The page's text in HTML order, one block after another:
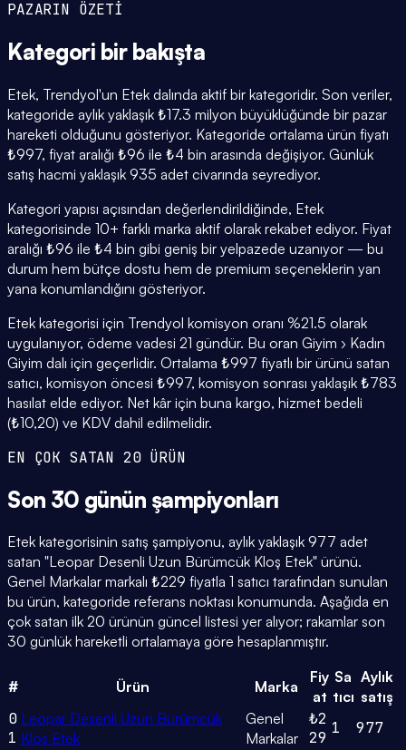
PAZARIN ÖZETİ
Kategori bir bakışta
Etek, Trendyol'un Etek dalında aktif bir kategoridir. Son veriler,
kategoride aylık yaklaşık ₺17.3 milyon büyüklüğünde bir pazar
hareketi olduğunu gösteriyor. Kategoride ortalama ürün fiyatı
₺997, fiyat aralığı ₺96 ile ₺4 bin arasında değişiyor. Günlük
satış hacmi yaklaşık 935 adet civarında seyrediyor.
Kategori yapısı açısından değerlendirildiğinde, Etek
kategorisinde 10+ farklı marka aktif olarak rekabet ediyor. Fiyat
aralığı ₺96 ile ₺4 bin gibi geniş bir yelpazede uzanıyor — bu
durum hem bütçe dostu hem de premium seçeneklerin yan
yana konumlandığını gösteriyor.
Etek kategorisi için Trendyol komisyon oranı %21.5 olarak
uygulanıyor, ödeme vadesi 21 gündür. Bu oran Giyim › Kadın
Giyim dalı için geçerlidir. Ortalama ₺997 fiyatlı bir ürünü satan
satıcı, komisyon öncesi ₺997, komisyon sonrası yaklaşık ₺783
hasılat elde ediyor. Net kâr için buna kargo, hizmet bedeli
(₺10,20) ve KDV dahil edilmelidir.
EN ÇOK SATAN 20 ÜRÜN
Son 30 günün şampiyonları
Etek kategorisinin satış şampiyonu, aylık yaklaşık 977 adet
satan "Leopar Desenli Uzun Bürümcük Kloş Etek" ürünü.
Genel Markalar markalı ₺229 fiyatla 1 satıcı tarafından sunulan
bu ürün, kategoride referans noktası konumunda. Aşağıda en
çok satan ilk 20 ürünün güncel listesi yer alıyor; rakamlar son
30 günlük hareketli ortalamaya göre hesaplanmıştır.
# Ürün Marka
Fiy
at
Sa
tıcı
Aylık
satış
0
1
Leopar Desenli Uzun Bürümcük
Kloş Etek
Genel
Markalar
₺2
29
1
977